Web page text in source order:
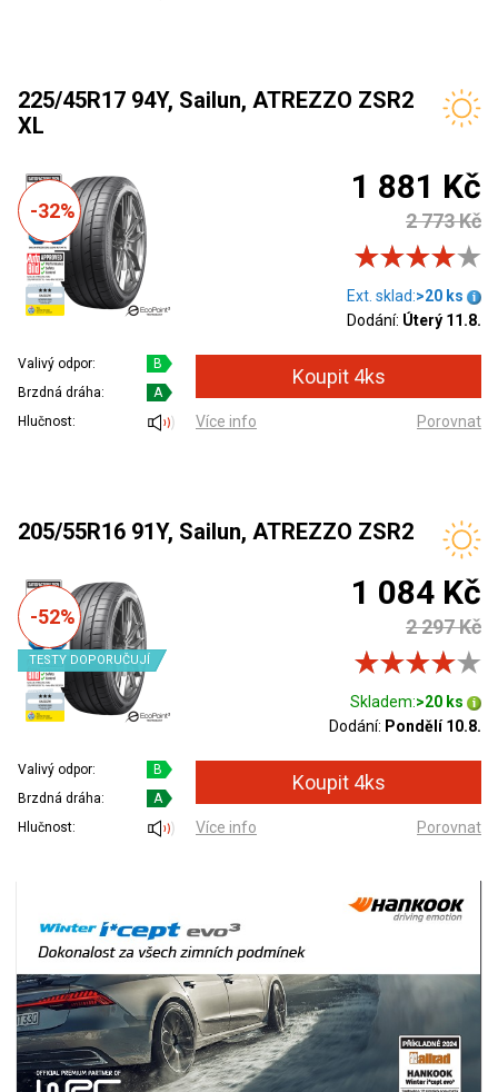
225/45R17 94Y, Sailun, ATREZZO ZSR2
XL
-32%
1 881 Kč
2 773 Kč
Ext. sklad:>20 ks
Dodání: Úterý 11.8.
Valivý odpor:
B
Brzdná dráha:
A
Hlučnost:
Více info Porovnat
205/55R16 91Y, Sailun, ATREZZO ZSR2
-52%
TESTY DOPORUČUJÍ
1 084 Kč
2 297 Kč
Skladem:>20 ks
Dodání: Pondělí 10.8.
Valivý odpor:
B
Brzdná dráha:
A
Hlučnost:
Více info Porovnat